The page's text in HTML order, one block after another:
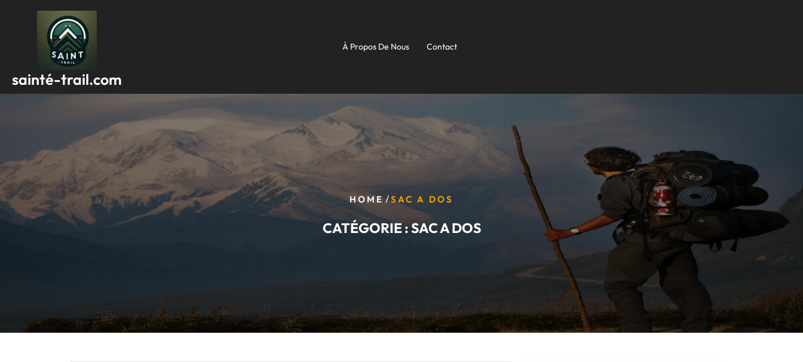
sainté-trail.com
À Propos De Nous Contact
HOME/SAC A DOS
CATÉGORIE :SAC A DOS